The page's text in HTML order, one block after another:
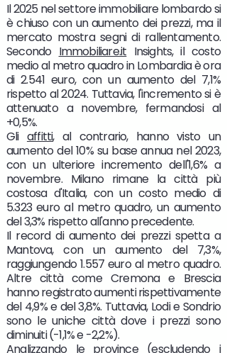
Il 2025 nel settore immobiliare lombardo si
è chiuso con un aumento dei prezzi, ma il
mercato mostra segni di rallentamento.
Secondo Immobiliare.it Insights, il costo
medio al metro quadro in Lombardia è ora
di 2.541 euro, con un aumento del 7,1%
rispetto al 2024. Tuttavia, l'incremento si è
attenuato a novembre, fermandosi al
+0,5%.
Gli affitti, al contrario, hanno visto un
aumento del 10% su base annua nel 2023,
con un ulteriore incremento dell'1,6% a
novembre. Milano rimane la città più
costosa d'Italia, con un costo medio di
5.323 euro al metro quadro, un aumento
del 3,3% rispetto all'anno precedente.
Il record di aumento dei prezzi spetta a
Mantova, con un aumento del 7,3%,
raggiungendo 1.557 euro al metro quadro.
Altre città come Cremona e Brescia
hanno registrato aumenti rispettivamente
del 4,9% e del 3,8%. Tuttavia, Lodi e Sondrio
sono le uniche città dove i prezzi sono
diminuiti (-1,1% e -2,2%).
Analizzando le province (escludendo i